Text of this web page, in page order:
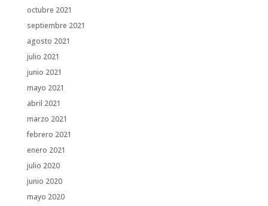
octubre 2021
septiembre 2021
agosto 2021
julio 2021
junio 2021
mayo 2021
abril 2021
marzo 2021
febrero 2021
enero 2021
julio 2020
junio 2020
mayo 2020